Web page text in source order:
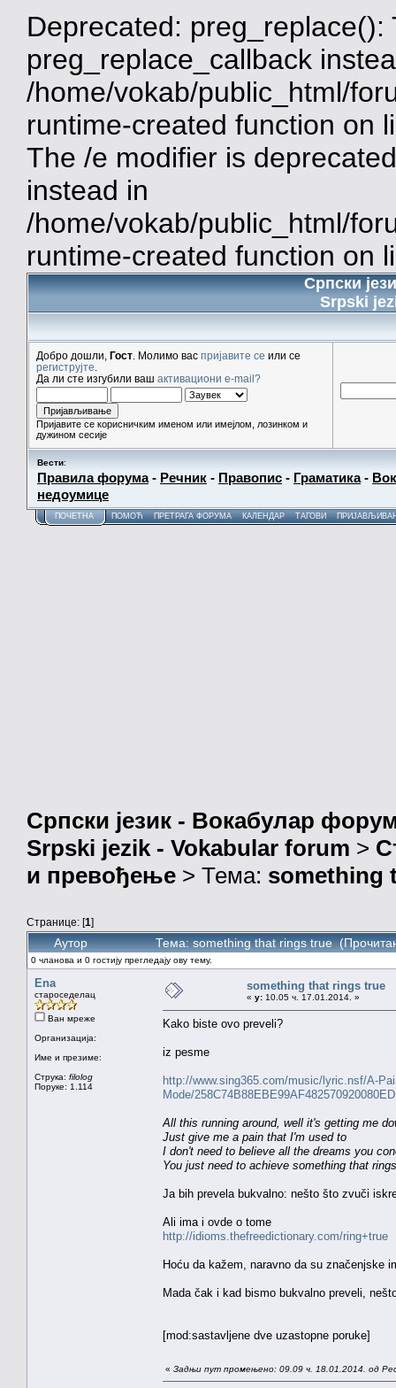
Deprecated:
preg_replace_callback
/home/vokab/public_html/
runtime-created function on
The /e modifier is
instead in
/home/vokab/public_html/
runtime-created function on
Српски
Srpski
Добро дошли, Гост . Молимо вас пријавите се или се
региструјте
Да ли сте изгубили ваш активациони e-mail?
Пријавите се корисничким именом или имејлом, лозинком и
дужином сесије
Вести:
Правила форума- Речник - Правопис - Граматика-
недоумице
ПОЧЕТНА ПОМОЋ ПРЕТРАГА ФОРУМА КАЛЕНДАР ТАГОВИ
Српски језик - Вокабулар
Srpski jezik - Vokabular forum >
и превођење > Тема: something
Странице: [1]
Аутор Тема: something that rings true
0 чланова и 0 гостију прегледају ову тему.
Ena
староседелац
Ван мреже
Организација:
Име и презиме:
Струка: filolog
Поруке: 1.114
something that rings true
« у: 10.05 ч. 17.01.2014. »
Kako biste ovo preveli?
iz pesme
http://www.sing365.com/music/lyric.nsf/A-
Mode/
All this running around, well it's getting me
Just give me a pain that I'm used to
I don't need to believe all the dreams you
You just need to achieve something that
Ja bih prevela bukvalno: nešto što zvuči
Ali ima i ovde o tome
http://idioms.thefreedictionary.com/ring+true
Hoću da kažem, naravno da su značenjske
Mada čak i kad bismo bukvalno preveli,
[mod:sastavljene dve uzastopne poruke]
« Задњи пут промењено: 09.09 ч. 18.01.2014. од